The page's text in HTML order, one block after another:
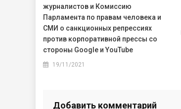
журналистов и Комиссию
Парламента по правам человека и
СМИ о санкционных репрессиях
против корпоративной прессы со
стороны Google и YouTube
19/11/2021
Добавить комментарий